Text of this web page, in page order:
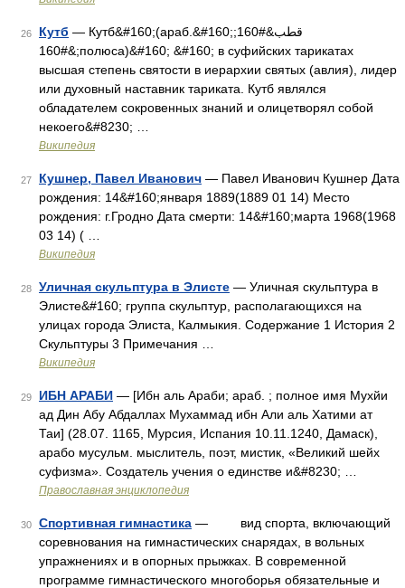
26 Кутб — Кутб&#160;(араб.&#160;قطب&#160;
&#160;полюса)&#160; &#160; в суфийских тарикатах
высшая степень святости в иерархии святых (авлия), лидер
или духовный наставник тариката. Кутб являлся
обладателем сокровенных знаний и олицетворял собой
некоего&#8230; …
Википедия
27 Кушнер, Павел Иванович — Павел Иванович Кушнер Дата
рождения: 14&#160;января 1889(1889 01 14) Место
рождения: г.Гродно Дата смерти: 14&#160;марта 1968(1968
03 14) ( …
Википедия
28 Уличная скульптура в Элисте — Уличная скульптура в
Элисте&#160; группа скульптур, располагающихся на
улицах города Элиста, Калмыкия. Содержание 1 История 2
Скульптуры 3 Примечания …
Википедия
29 ИБН АРАБИ — [Ибн аль Араби; араб. ; полное имя Мухйи
ад Дин Абу Абдаллах Мухаммад ибн Али аль Хатими ат
Таи] (28.07. 1165, Мурсия, Испания 10.11.1240, Дамаск),
арабо мусульм. мыслитель, поэт, мистик, «Великий шейх
суфизма». Создатель учения о единстве и&#8230; …
Православная энциклопедия
30 Спортивная гимнастика — вид спорта, включающий
соревнования на гимнастических снарядах, в вольных
упражнениях и в опорных прыжках. В современной
программе гимнастического многоборья обязательные и